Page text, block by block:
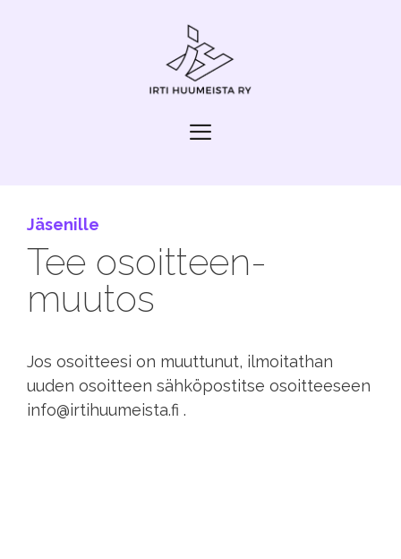
Jäsenille
Tee osoitteen­
muutos
Jos osoitteesi on muuttunut, ilmoitathan
uuden osoitteen sähköpostitse osoitteeseen
info@irtihuumeista.fi .